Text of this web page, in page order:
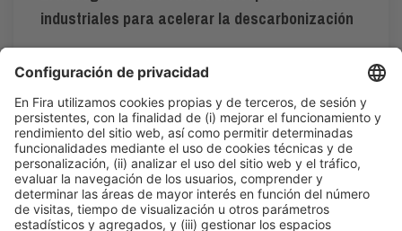
industriales para acelerar la descarbonización
Mar 2 11:35h - 11:55h
Industry Showcase
Inscripción en la actividad durante la
acreditación a Expoquimia
Leer más